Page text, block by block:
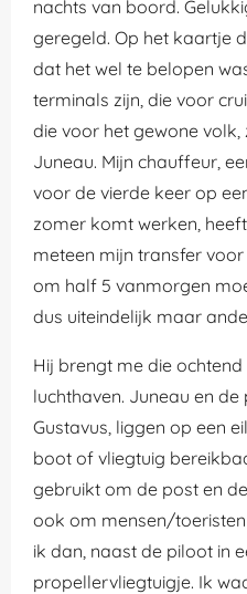
nachts van boord.
geregeld. Op het kaartje
dat het wel te belopen
terminals zijn, die voor
die voor het gewone
Juneau. Mijn chauffeur,
voor de vierde keer op
zomer komt werken,
meteen mijn transfer
om half 5 vanmorgen
dus uiteindelijk maar
Hij brengt me die
luchthaven. Juneau en
Gustavus, liggen op een
boot of vliegtuig
gebruikt om de post en
ook om mensen/
ik dan, naast de piloot in
propellervliegtuigje. Ik